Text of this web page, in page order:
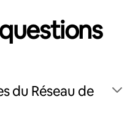
du Réseau de